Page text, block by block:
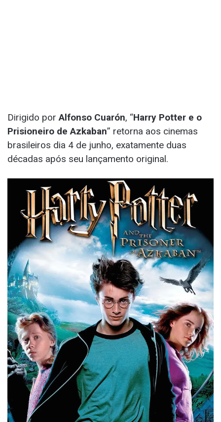
Dirigido por Alfonso Cuarón, “Harry Potter e o
Prisioneiro de Azkaban” retorna aos cinemas
brasileiros dia 4 de junho, exatamente duas
décadas após seu lançamento original.